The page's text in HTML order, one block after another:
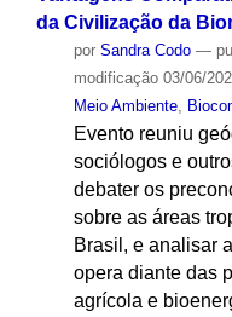
da Civilização da
por Sandra Codo —
modificação03/06/
Meio Ambiente,
Evento reuniu
sociólogos e
debater os
sobre as áreas
Brasil, e analisar
opera diante das
agrícola e